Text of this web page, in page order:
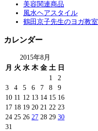
美容関連商品
風水ヘアスタイル
鶴田京子先生のヨガ教室
カレンダー
2015年8月
月 火 水 木 金 土 日
1
2
3
4 5 6 7 8
9
10 11 12 13 14 15 16
17 18 19 20 21 22 23
24 25 26 27 28 29 30
31